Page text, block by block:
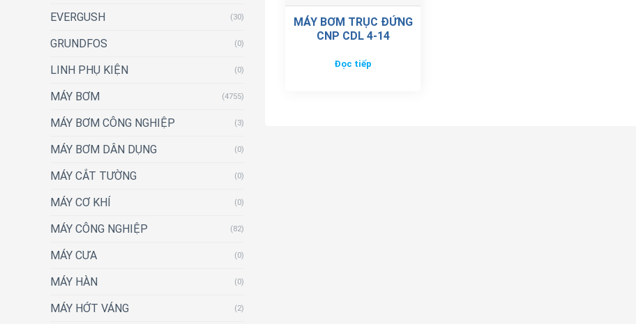
EVERGUSH (30)
GRUNDFOS (0)
LINH PHỤ KIỆN (0)
MÁY BƠM (4755)
MÁY BƠM CÔNG NGHIỆP (3)
MÁY BƠM DÂN DỤNG (0)
MÁY CẮT TƯỜNG (0)
MÁY CƠ KHÍ (0)
MÁY CÔNG NGHIỆP (82)
MÁY CƯA (0)
MÁY HÀN (0)
MÁY HỚT VÁNG (2)
MÁY BƠM TRỤC ĐỨNG
CNP CDL 4-14
Đọc tiếp